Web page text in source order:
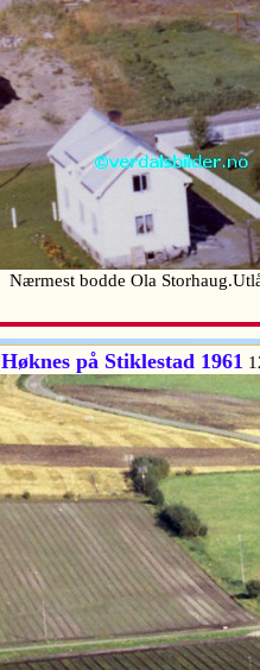
Nærmest bodde Ola
Høknes på Stiklestad 1961